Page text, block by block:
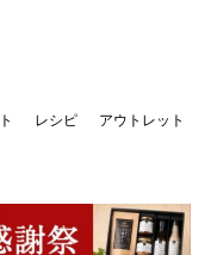
レシピ アウトレット